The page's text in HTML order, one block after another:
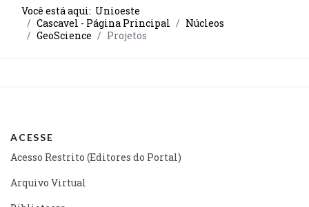
Você está aqui: Unioeste
Cascavel - Página Principal
Núcleos
GeoScience
Projetos
ACESSE
Acesso Restrito (Editores do Portal)
Arquivo Virtual